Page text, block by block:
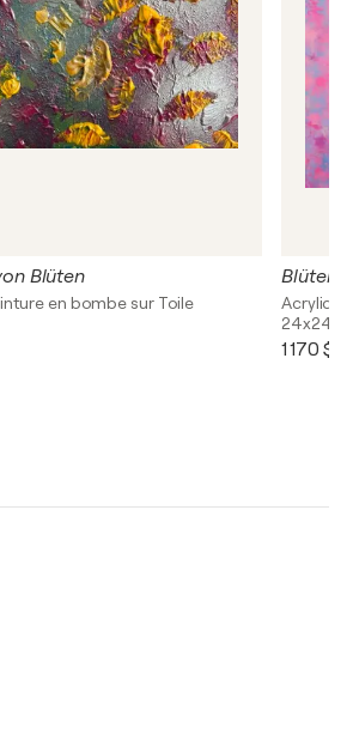
Blüten
en bombe sur Toile
Blüten
24x24in
1 170